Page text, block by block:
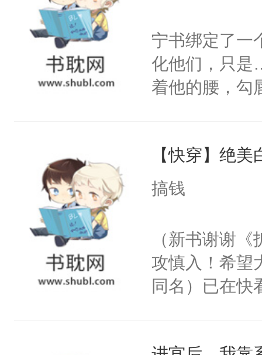
宁书绑定了一
化他们，只是
着他的腰，勾
来，给老公
用力——为你
【快穿】绝
搞钱
（新书谢谢
攻慎入！希望
同名）已在快